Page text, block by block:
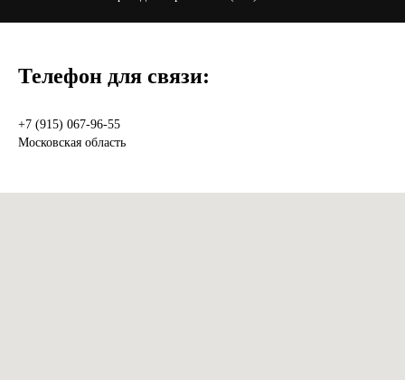
Телефон для связи:
+7 (915) 067-96-55
Московская область